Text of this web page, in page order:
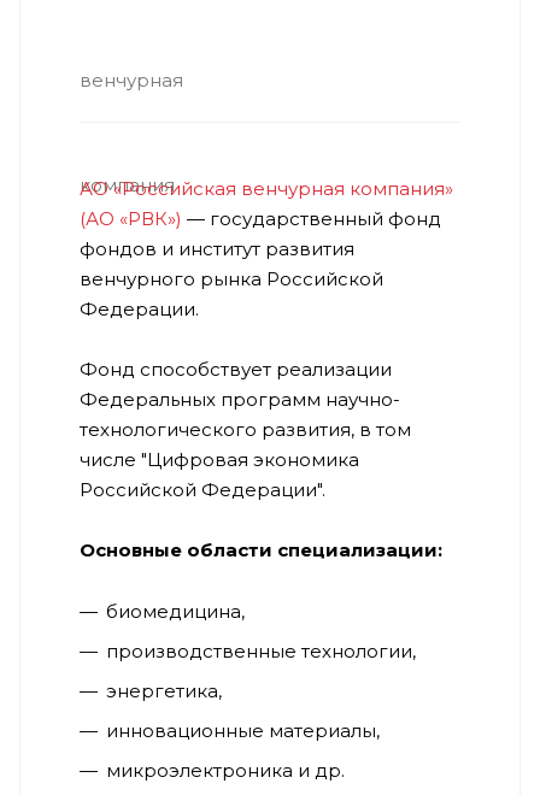
АО «Российская венчурная компания»
(АО «РВК») — государственный фонд
фондов и институт развития
венчурного рынка Российской
Федерации.
Фонд способствует реализации
Федеральных программ научно-
технологического развития, в том
числе "Цифровая экономика
Российской Федерации".
Основные области специализации:
биомедицина,
производственные технологии,
энергетика,
инновационные материалы,
микроэлектроника и др.